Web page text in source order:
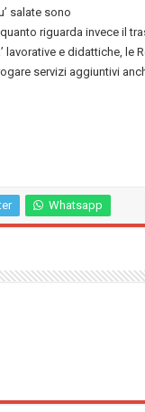
salate sono
riguarda invece il
lavorative e didattiche, le
servizi aggiuntivi
Whatsapp